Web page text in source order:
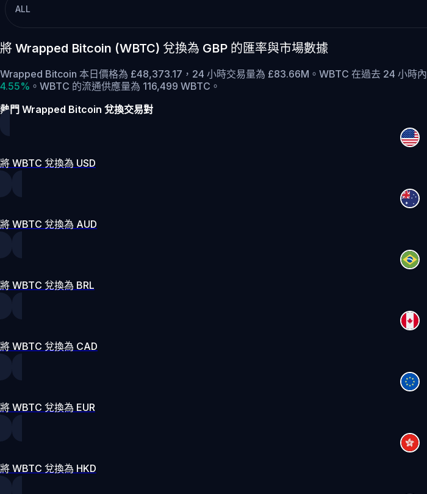
ALL
將 Wrapped Bitcoin (WBTC) 兌換為 GBP 的匯率與市場數據
Wrapped Bitcoin 本日價格為 £48,373.17，24 小時交易量為 £83.66M。WBTC 在過去 24 小時內
4.55% 。 WBTC 的流通供應量為 116,499 WBTC。
熱門 Wrapped Bitcoin 兌換交易對
將 WBTC 兌換為 USD
將 WBTC 兌換為 AUD
將 WBTC 兌換為 BRL
將 WBTC 兌換為 CAD
將 WBTC 兌換為 EUR
將 WBTC 兌換為 HKD